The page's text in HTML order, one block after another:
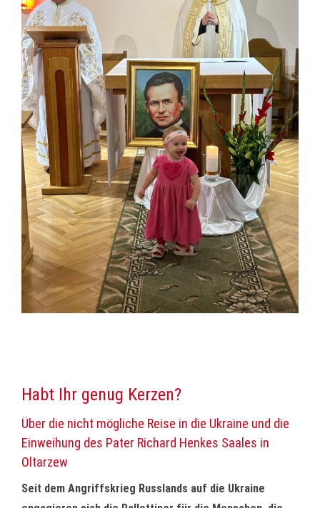
Habt Ihr genug Kerzen?
Über die nicht mögliche Reise in die Ukraine und die
Einweihung des Pater Richard Henkes Saales in
Oltarzew
Seit dem Angriffskrieg Russlands auf die Ukraine